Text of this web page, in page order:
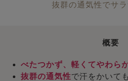
抜群の通気性でサ
概要
べたつかず、軽くてやわら
抜群の通気性で汗をかいて